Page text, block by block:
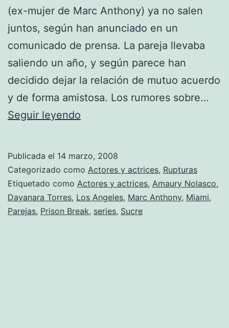
(ex-mujer de Marc Anthony) ya no salen
juntos, según han anunciado en un
comunicado de prensa. La pareja llevaba
saliendo un año, y según parece han
decidido dejar la relación de mutuo acuerdo
y de forma amistosa. Los rumores sobre…
Seguir leyendo
tiene
novia
Publicada el 14 marzo, 2008
Categorizado como Actores y actrices, Rupturas
Etiquetado como Actores y actrices, Amaury Nolasco,
Dayanara Torres, Los Angeles, Marc Anthony, Miami,
Parejas, Prison Break, series, Sucre